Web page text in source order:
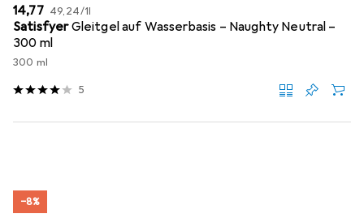
EUR
14,77 EUR
49,24/1l
SatisfyerGleitgel auf Wasserbasis – Naughty Neutral –
300 ml
300 ml
5
−8%